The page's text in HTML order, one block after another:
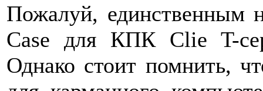
Пожалуй, единственным
Case для КПК Clie T-
Однако стоит помнить,